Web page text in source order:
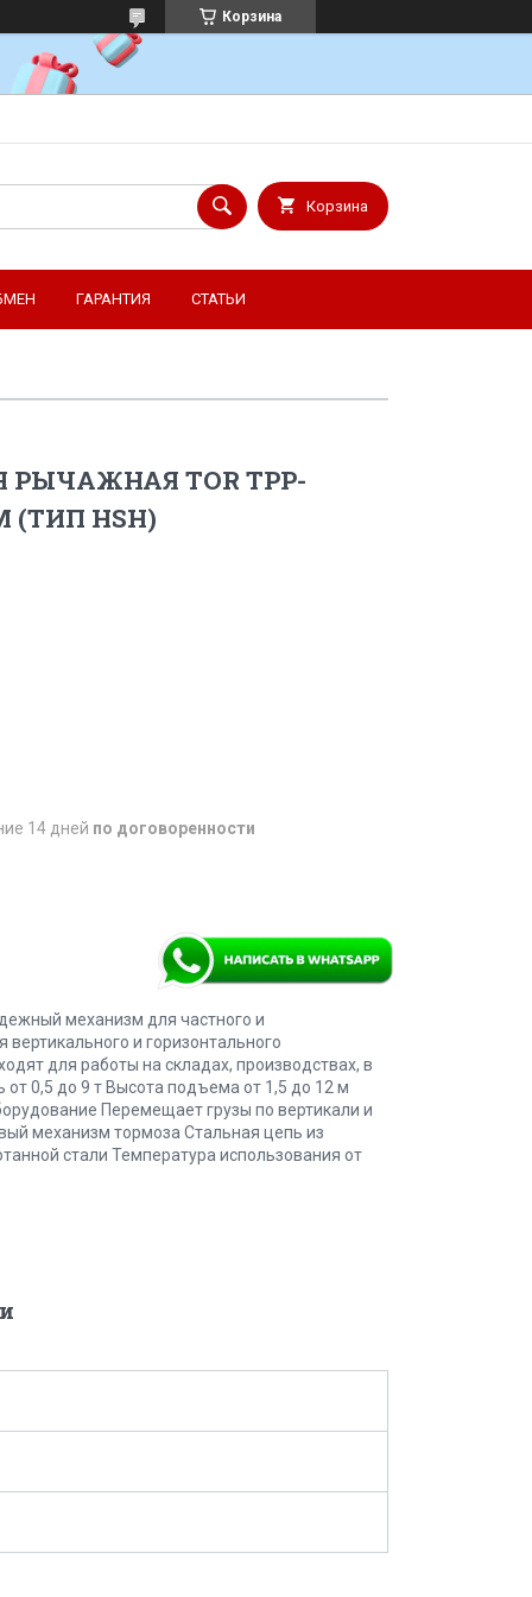
Корзина
Корзина
ГАРАНТИЯ СТАТЬИ
РЫЧАЖНАЯ TOR ТРР-
(ТИП HSH)
14 дней по договоренности
механизм для частного и
и горизонтального
для работы на складах, производствах, в
0,5 до 9 т Высота подъема от 1,5 до 12 м
Перемещает грузы по вертикали и
механизм тормоза Стальная цепь из
стали Температура использования от